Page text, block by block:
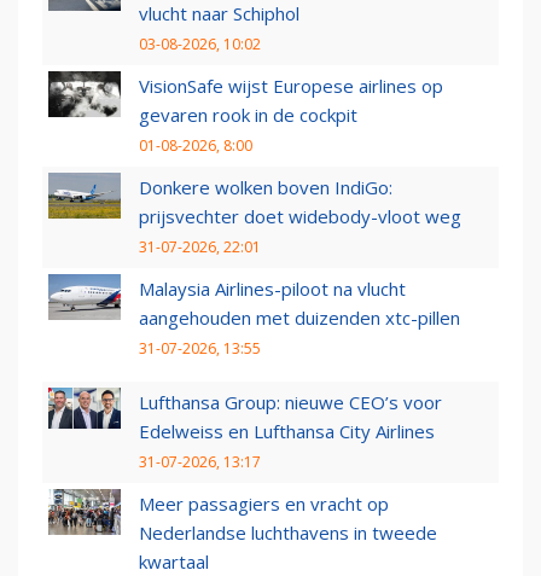
vlucht naar Schiphol
03-08-2026, 10:02
VisionSafe wijst Europese airlines op
gevaren rook in de cockpit
01-08-2026, 8:00
Donkere wolken boven IndiGo:
prijsvechter doet widebody-vloot weg
31-07-2026, 22:01
Malaysia Airlines-piloot na vlucht
aangehouden met duizenden xtc-pillen
31-07-2026, 13:55
Lufthansa Group: nieuwe CEO’s voor
Edelweiss en Lufthansa City Airlines
31-07-2026, 13:17
Meer passagiers en vracht op
Nederlandse luchthavens in tweede
kwartaal